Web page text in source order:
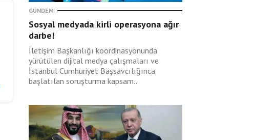
GÜNDEM
Sosyal medyada kirli operasyona ağır
darbe!
İletişim Başkanlığı koordinasyonunda
yürütülen dijital medya çalışmaları ve
İstanbul Cumhuriyet Başsavcılığınca
başlatılan soruşturma kapsam..